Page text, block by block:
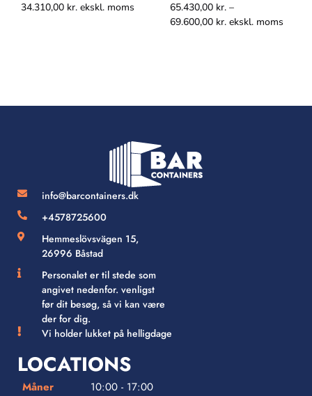
34.310,00 kr. ekskl. moms 65.430,00 kr. –
69.600,00 kr. ekskl. moms
info@barcontainers.dk
+4578725600
Hemmeslövsvägen 15,
26996 Båstad
Personalet er til stede som
angivet nedenfor. venligst
før dit besøg, så vi kan være
der for dig.
Vi holder lukket på helligdage
LOCATIONS
Måner
10:00 - 17:00